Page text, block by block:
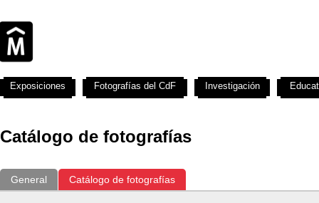
Catálogo de fotografías
General Catálogo de fotografías
Exposiciones Fotografías del CdF Investigación